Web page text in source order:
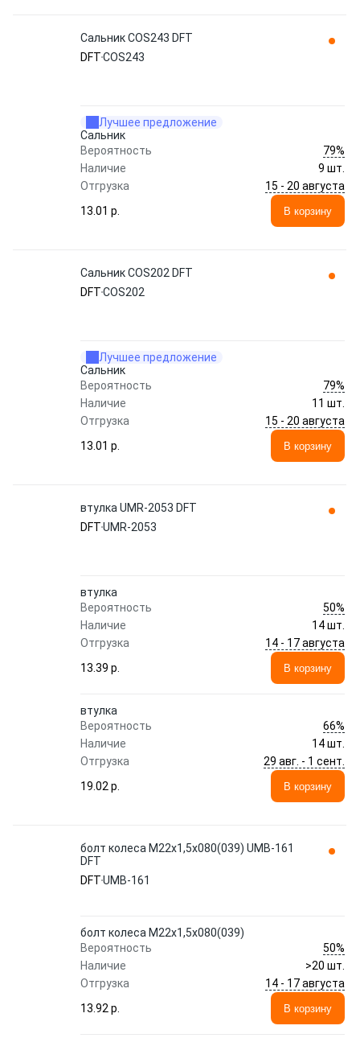
Сальник COS243 DFT
DFTCOS243
Лучшее предложение
Сальник
Вероятность
79%
Наличие
9 шт.
Отгрузка
15 - 20 августа
13.01 p.
В корзину
Сальник COS202 DFT
DFTCOS202
Лучшее предложение
Сальник
Вероятность
79%
Наличие
11 шт.
Отгрузка
15 - 20 августа
13.01 p.
В корзину
втулка UMR-2053 DFT
DFTUMR-2053
втулка
Вероятность
50%
Наличие
14 шт.
Отгрузка
14 - 17 августа
13.39 p.
В корзину
втулка
Вероятность
66%
Наличие
14 шт.
Отгрузка
29 авг. - 1 сент.
19.02 p.
В корзину
болт колеса М22х1,5х080(039) UMB-161
DFT
DFTUMB-161
болт колеса М22х1,5х080(039)
Вероятность
50%
Наличие
>20 шт.
Отгрузка
14 - 17 августа
13.92 p.
В корзину